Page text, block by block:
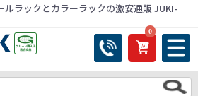
ラックとカラーラックの激安通販 JUKI-
0